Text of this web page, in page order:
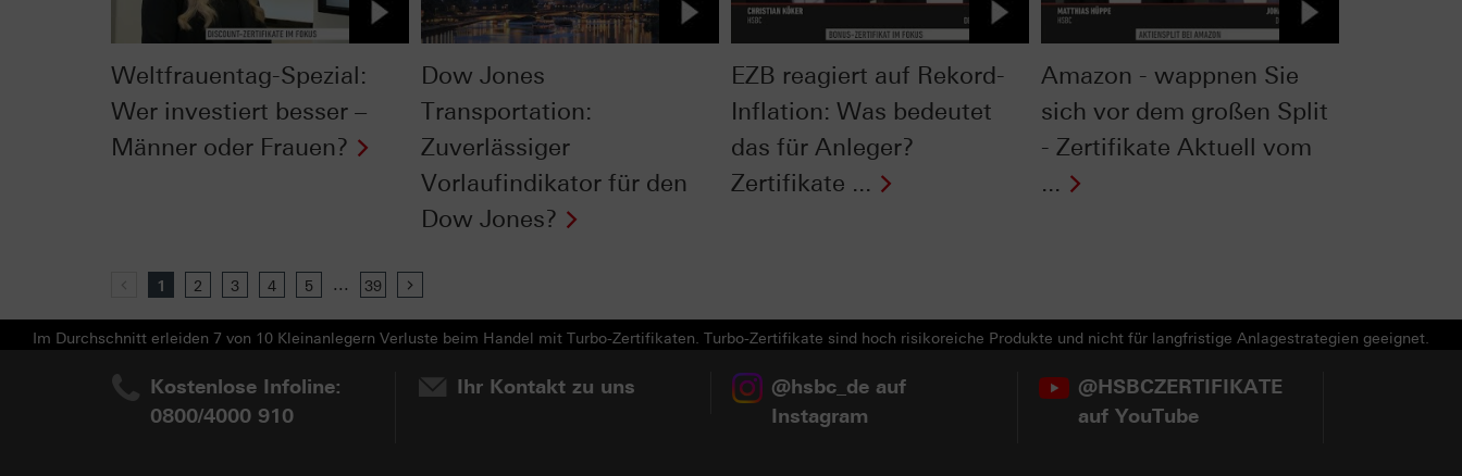
Weltfrauentag-Spezial:
Wer investiert besser –
Männer oder Frauen?
Dow Jones
Transportation:
Zuverlässiger
Vorlaufindikator für den
Dow Jones?
EZB reagiert auf Rekord-
Inflation: Was bedeutet
das für Anleger?
Zertifikate ...
Amazon - wappnen Sie
sich vor dem großen Split
- Zertifikate Aktuell vom
...
Previous
1 2 3 4 5 ... 39
Im Durchschnitt erleiden 7 von 10 Kleinanlegern Verluste beim Handel mit Turbo-Zertifikaten. Turbo-Zertifikate sind hoch risikoreiche Produkte und nicht für langfristige Anlagestrategien geeignet.
Kostenlose Infoline:
0800/4000 910
Ihr Kontakt zu uns
@hsbc_de auf
Instagram
@HSBCZERTIFIKATE
auf YouTube